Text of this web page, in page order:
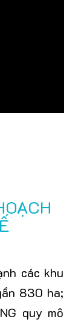
các khu
830 ha;
quy mô